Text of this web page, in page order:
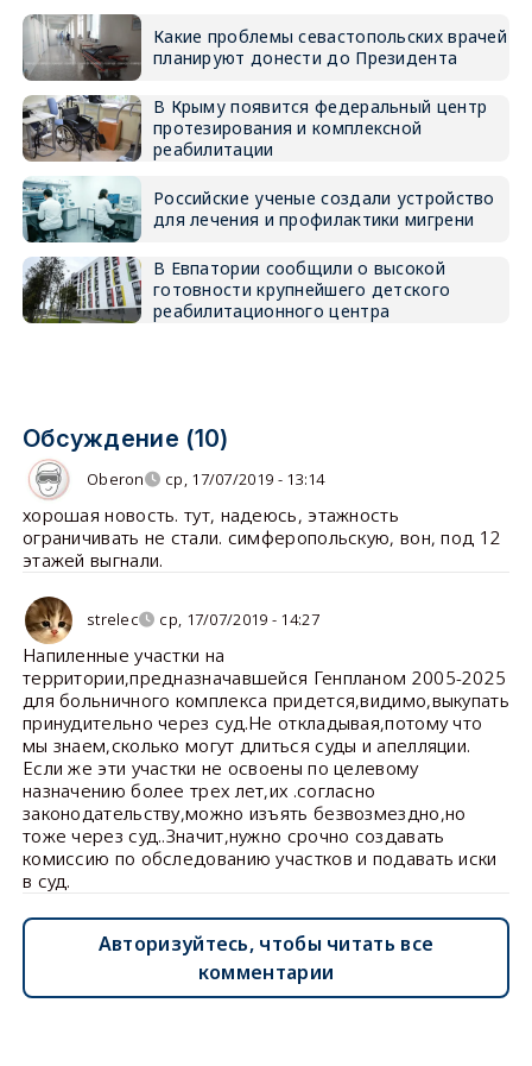
Какие проблемы севастопольских врачей
планируют донести до Президента
В Крыму появится федеральный центр
протезирования и комплексной
реабилитации
Российские ученые создали устройство
для лечения и профилактики мигрени
В Евпатории сообщили о высокой
готовности крупнейшего детского
реабилитационного центра
Обсуждение (10)
Oberon ср, 17/07/2019 - 13:14
хорошая новость. тут, надеюсь, этажность
ограничивать не стали. симферопольскую, вон, под 12
этажей выгнали.
strelec ср, 17/07/2019 - 14:27
Напиленные участки на
территории,предназначавшейся Генпланом 2005-2025
для больничного комплекса придется,видимо,выкупать
принудительно через суд.Не откладывая,потому что
мы знаем,сколько могут длиться суды и апелляции.
Если же эти участки не освоены по целевому
назначению более трех лет,их .согласно
законодательству,можно изъять безвозмездно,но
тоже через суд..Значит,нужно срочно создавать
комиссию по обследованию участков и подавать иски
в суд.
Авторизуйтесь, чтобы читать все
комментарии